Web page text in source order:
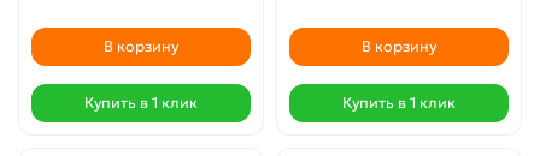
В корзину
Купить в 1 клик
В корзину
Купить в 1 клик